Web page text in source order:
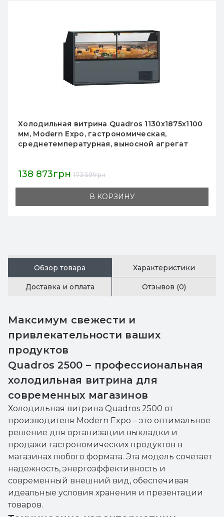
Холодильная витрина Quadros 1130х1875х1100
мм, Modern Expo, гастрономическая,
среднетемпературная, выносной агрегат
138 873грн 173 591грн
В КОРЗИНУ
Обзор товара Характеристики
Доставка и оплата Отзывов (0)
Максимум свежести и
привлекательности ваших
продуктов
Quadros 2500 – профессиональная
холодильная витрина для
современных магазинов
Холодильная витрина Quadros 2500 от
производителя Modern Expo – это оптимальное
решение для организации выкладки и
продажи гастрономических продуктов в
магазинах любого формата. Эта модель сочетает
надежность, энергоэффективность и
современный внешний вид, обеспечивая
идеальные условия хранения и презентации
товаров.